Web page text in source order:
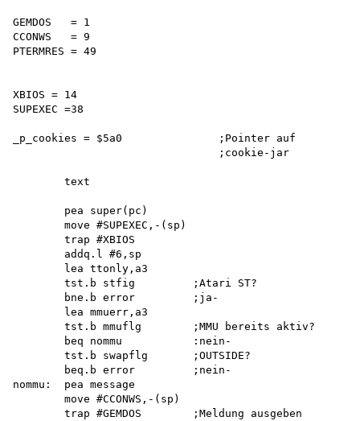
GEMDOS   = 1
CCONWS   = 9
PTERMRES = 49
XBIOS = 14
SUPEXEC =38
_p_cookies = $5a0               ;Pointer auf
                                ;cookie-jar
        text
        pea super(pc)
        move #SUPEXEC,-(sp)
        trap #XBIOS
        addq.l #6,sp
        lea ttonly,a3
        tst.b stfig         ;Atari ST?
        bne.b error         ;ja-
        lea mmuerr,a3
        tst.b mmuflg        ;MMU bereits aktiv?
        beq nommu           :nein-
        tst.b swapflg       ;OUTSIDE?
        beq.b error         ;nein-
nommu:  pea message
        move #CCONWS,-(sp)
        trap #GEMDOS        ;Meldung ausgeben